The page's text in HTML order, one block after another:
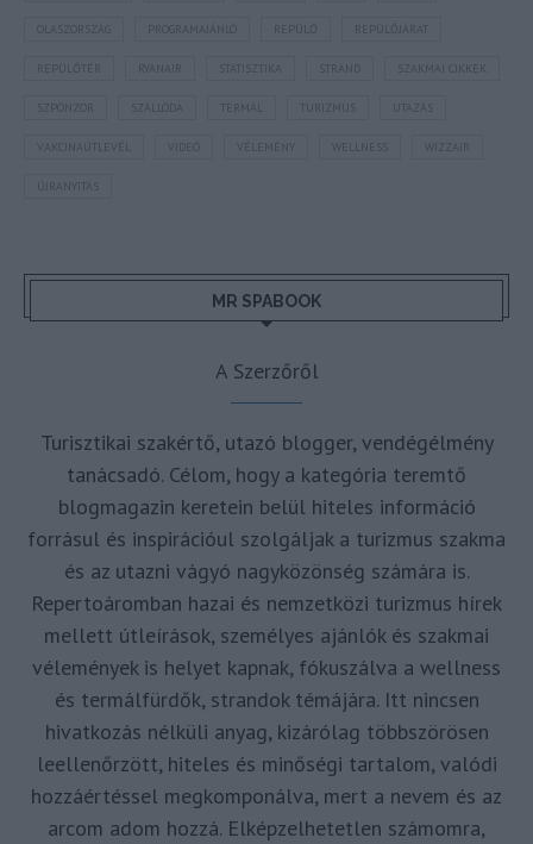
OLASZORSZÁG REPÜLŐJÁRAT
REPÜLŐTÉR STATISZTIKA STRAND SZAKMAI CIKKEK
SZPONZOR SZÁLLODA TERMÁL TURIZMUS UTAZÁS
VAKCINAÚTLEVÉL WIZZAIR
ÚJRANYITÁS
MR SPABOOK
A Szerzőről
Turisztikai szakértő, utazó blogger, vendégélmény
tanácsadó. Célom, hogy a kategória teremtő
blogmagazin keretein belül hiteles információ
forrásul és inspirációul szolgáljak a turizmus szakma
és az utazni vágyó nagyközönség számára is.
Repertoáromban hazai és nemzetközi turizmus hírek
mellett útleírások, személyes ajánlók és szakmai
vélemények is helyet kapnak, fókuszálva a wellness
és termálfürdők, strandok témájára. Itt nincsen
hivatkozás nélküli anyag, kizárólag többszörösen
leellenőrzött, hiteles és minőségi tartalom, valódi
hozzáértéssel megkomponálva, mert a nevem és az
arcom adom hozzá. Elképzelhetetlen számomra,